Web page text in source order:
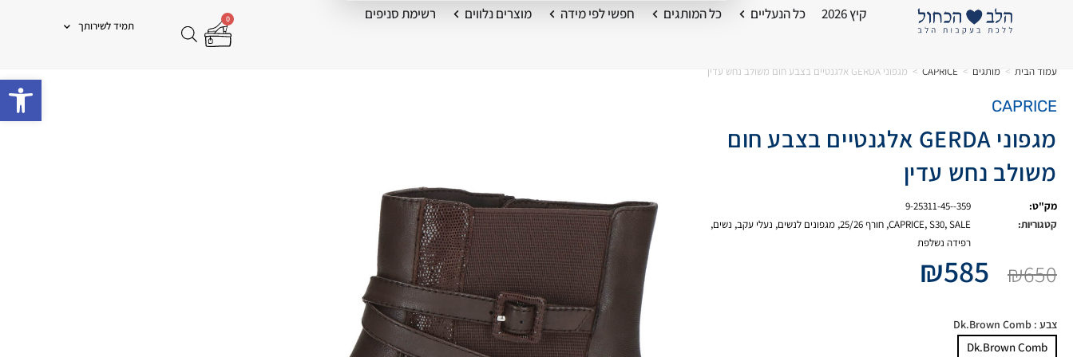
קיץ 2026 כל הנעליים כל המותגים חפשי לפי מידה מוצרים נלווים רשימת סניפים 0
תמיד לשירותך
עמוד הבית > מותגים >
CAPRICE
> מגפוני GERDA אלגנטיים בצבע חום משולב נחש עדין
CAPRICE
מגפוני GERDA אלגנטיים בצבע חום
משולב נחש עדין
מק"ט:
9-25311-45--359
קטגוריות:
CAPRICE,S30,SALE
, חורף 25/26 , מגפונים לנשים, נעלי עקב, נשים,
רפידה נשלפת
₪650
₪585
צבע : Dk.Brown Comb
Dk.Brown Comb